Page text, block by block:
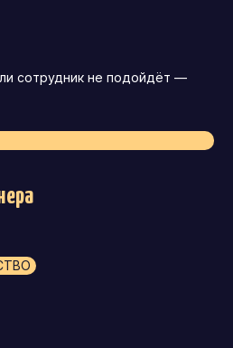
сотрудник не подойдёт —